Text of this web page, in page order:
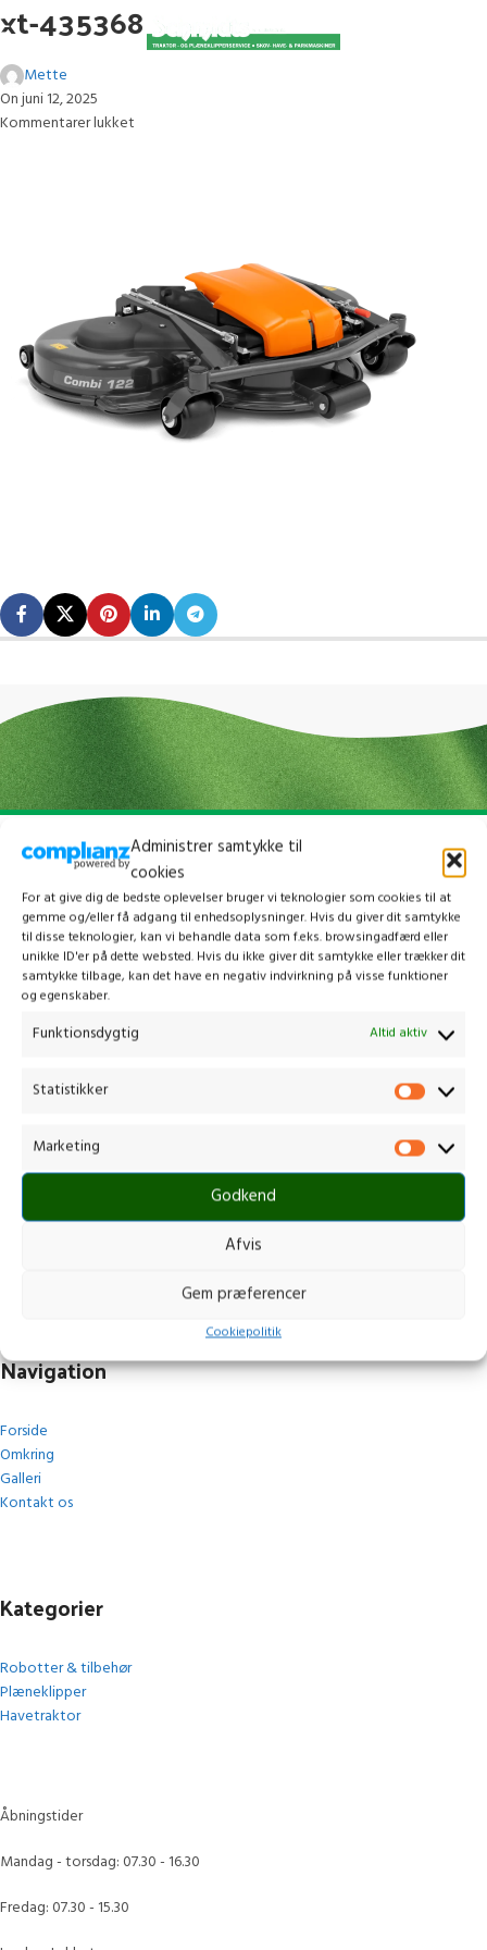
Administrer samtykke til
cookies
For at give dig de bedste oplevelser bruger vi teknologier som cookies til at
gemme og/eller få adgang til enhedsoplysninger. Hvis du giver dit samtykke
til disse teknologier, kan vi behandle data som f.eks. browsingadfærd eller
unikke ID'er på dette websted. Hvis du ikke giver dit samtykke eller trækker dit
samtykke tilbage, kan det have en negativ indvirkning på visse funktioner
og egenskaber.
Funktionsdygtig Altid aktiv
Statistikker
Marketing
Godkend
Afvis
Gem præferencer
Cookiepolitik
xt-435368
Mette
On juni 12, 2025
Kommentarer lukket
Gammelmark 1, 6630 Rødding
post@stops.dk
Navigation
Forside
Omkring
Galleri
Kontakt os
Kategorier
Robotter & tilbehør
Plæneklipper
Havetraktor
Åbningstider
Mandag - torsdag: 07.30 - 16.30
Fredag: 07.30 - 15.30